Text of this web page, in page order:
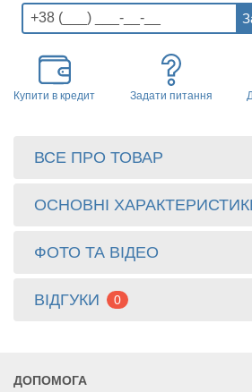
Купити в кредит Задати питання
ВСЕ ПРО ТОВАР
ОСНОВНІ
ФОТО ТА ВІДЕО
ВІДГУКИ 0
ДОПОМОГА